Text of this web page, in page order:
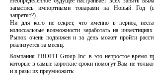
запастись импортными товарами на Новый Год
запретят?).
Ни для кого не секрет, что именно в период
колоссальные возможности заработать на
Рынок очень подвижен и за день может пройти
реализуется за месяц.
Компания PROFIT Group Inc. в это непростое время
которые в самые короткие сроки помогут Вам не только
и в разы их преумножить: